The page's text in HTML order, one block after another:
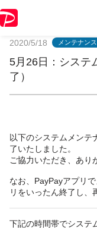
2020/5/18 メンテナンス
5月26日：システ
了）
以下のシステムメンテ
了いたしました。
ご協力いただき、あり
なお、PayPayアプリ
リをいったん終了し、
下記の時間帯でシステ